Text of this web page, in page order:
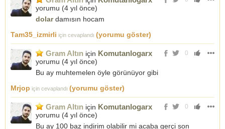
yorumu (4 yıl önce)
dolardamısın hocam
Tam35_izmirli için cevaplandı (yorumu göster)
0
Gram Altın için Komutanlogarx
yorumu (4 yıl önce)
Bu ay muhtemelen öyle görünüyor gibi
Mrjop için cevaplandı (yorumu göster)
0
Gram Altın için Komutanlogarx
yorumu (4 yıl önce)
Bu ay 100 baz indirim olabilir mi acaba gerçi son